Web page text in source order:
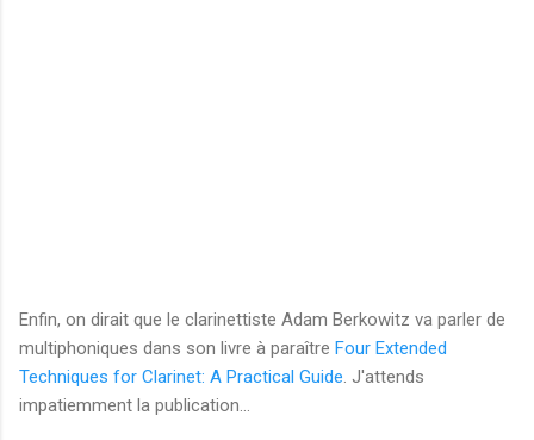
Enfin, on dirait que le clarinettiste Adam Berkowitz va parler de
multiphoniques dans son livre à paraître Four Extended
Techniques for Clarinet: A Practical Guide. J'attends
impatiemment la publication...